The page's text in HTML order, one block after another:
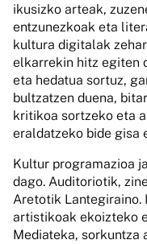
ikusizko arteak,
entzunezkoak eta
kultura digitalak
elkarrekin hitz egiten
eta hedatua sortuz,
bultzatzen duena,
kritikoa sortzeko eta
eraldatzeko bide gisa
Kultur programazioa
dago. Auditoriotik,
Aretotik Lantegiraino.
artistikoak ekoizteko
Mediateka,